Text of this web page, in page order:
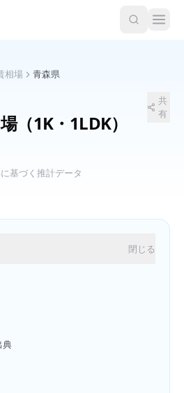
相場 青森県
（1K・1LDK）
に基づく推計データ
共
有
閉じる
典